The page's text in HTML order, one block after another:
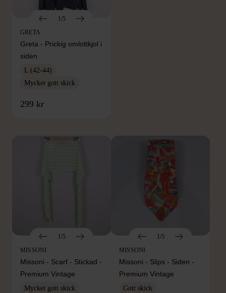
1/5
GRETA
Greta - Prickig omlottkjol i
siden
L (42-44)
Mycket gott skick
299 kr
FRÅN SAMMA VARUMÄRKE
1/5
MISSONI
Missoni - Scarf - Stickad -
Premium Vintage
Mycket gott skick
1/5
MISSONI
Missoni - Slips - Siden -
Premium Vintage
Gott skick